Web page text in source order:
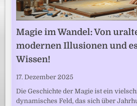
Magie im Wandel: Von
modernen Illusionen und
Wissen!
17. Dezember 2025
Die Geschichte der Magie ist ein
dynamisches Feld, das sich über